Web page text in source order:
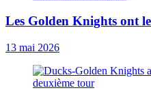
Les Golden Knights ont
13 mai 2026